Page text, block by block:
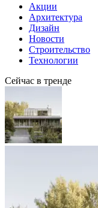
Акции
Архитектура
Дизайн
Новости
Строительство
Технологии
Сейчас в тренде